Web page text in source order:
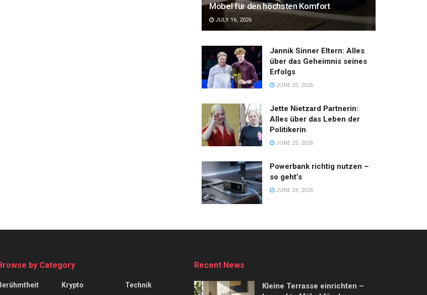
Möbel für den höchsten Komfort
JULY 16, 2026
Jannik Sinner Eltern: Alles
über das Geheimnis seines
Erfolgs
JUNE 25, 2026
Jette Nietzard Partnerin:
Alles über das Leben der
Politikerin
JUNE 25, 2026
Powerbank richtig nutzen –
so geht’s
JUNE 24, 2026
by Category
Krypto
Technik
Recent News
Kleine Terrasse einrichten –